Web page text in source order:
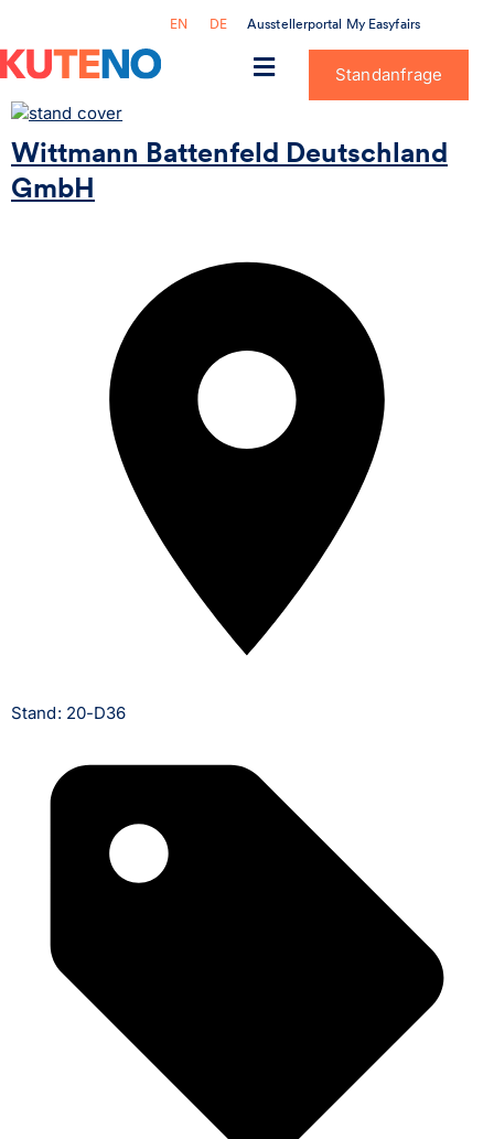
EN DE Ausstellerportal My Easyfairs
Standanfrage
Wittmann Battenfeld Deutschland
GmbH
Stand: 20-D36